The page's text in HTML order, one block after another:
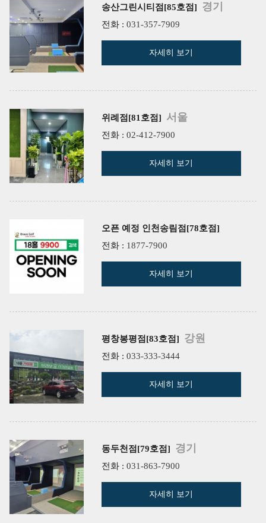
송산그린시티점[85호점] 경기
전화 : 031-357-7909
자세히 보기
위례점[81호점] 서울
전화 : 02-412-7900
자세히 보기
오픈 예정 인천송림점[78호점]
전화 : 1877-7900
자세히 보기
평창봉평점[83호점] 강원
전화 : 033-333-3444
자세히 보기
동두천점[79호점] 경기
전화 : 031-863-7900
자세히 보기